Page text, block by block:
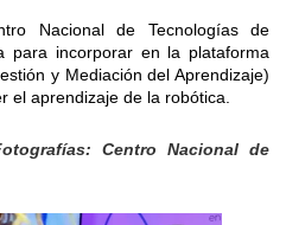
Nacional de Tecnologías de
para incorporar en la plataforma
y Mediación del Aprendizaje)
el aprendizaje de la robótica.
Centro Nacional de